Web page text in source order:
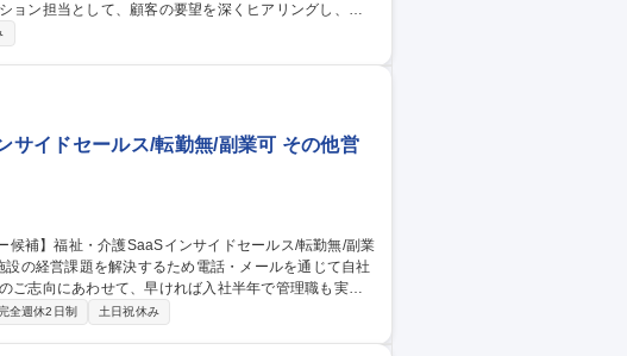
ョン担当として、顧客の要望を深くヒアリングし、要
補)】中華圏向け
サイドセールス/転勤無/副業可 その他営
ご志向にあわせて、早ければ入社半年で管理職も実現
全週休2日制 土日祝休み